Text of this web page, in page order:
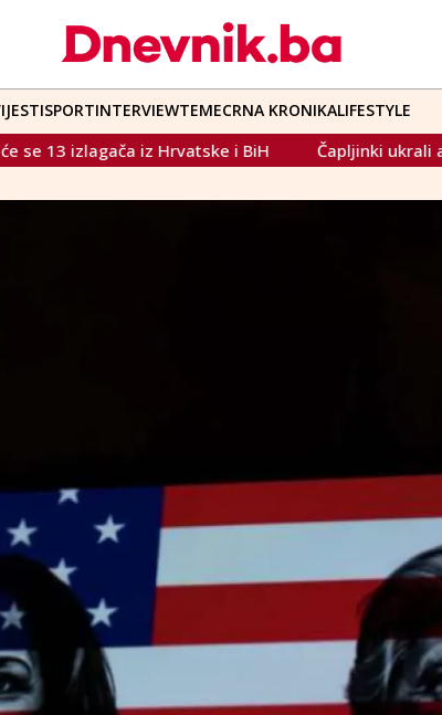
SPORTINTERVIEWTEMECRNA KRONIKALIFESTYLE
Čapljinki ukrali automobil ispred mostarske